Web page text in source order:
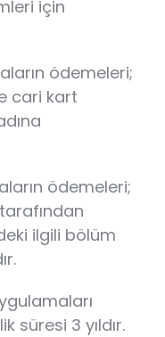
için
ödemeleri;
cari kart
ödemeleri;
ilgili bölüm
süresi 3 yıldır.